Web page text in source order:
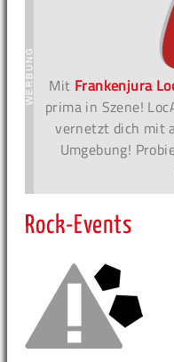
Mit Frankenjura
prima in Szene!
vernetzt dich mit
Umgebung!
Rock-Events